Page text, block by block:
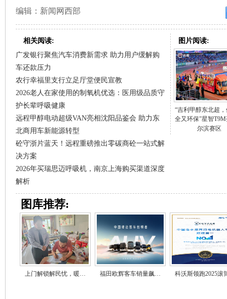
编辑：新闻网西部
相关阅读:
广发银行聚焦汽车消费新需求 助力用户缓解购
车还款压力
农行幸福里支行立足厅堂便民宣教
2026老人在家使用的制氧机优选：医用级品质守
护长辈呼吸健康
远程甲醇电动超级VAN亮相沈阳品鉴会 助力东
北商用车新能源转型
砼守浙片蓝天！远程重磅推出零碳商砼一站式解
决方案
2026年买瑞思迈呼吸机，南京上海购买渠道深度
解析
图片阅读:
“吉利甲醇东北超
全又环保”星智
尔滨赛区
图库推荐:
上门解锁解民忧，暖… 福田欧辉客车销量飙… 科沃斯领跑2025